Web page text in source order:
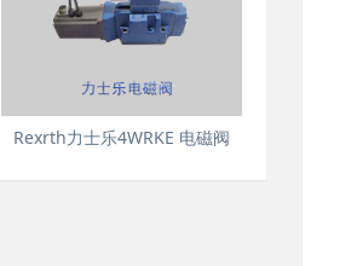
Rexrth力士乐4WRKE 电磁阀